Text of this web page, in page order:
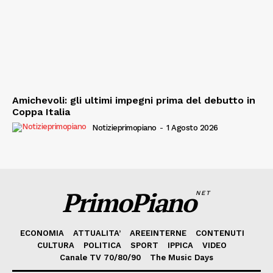
Amichevoli: gli ultimi impegni prima del debutto in
Coppa Italia
Notizieprimopiano - 1 Agosto 2026
PrimoPianoNET
ECONOMIA ATTUALITA’ AREEINTERNE
CONTENUTI
CULTURA
POLITICA SPORT IPPICA
VIDEO
Canale TV 70/80/90
The Music Days